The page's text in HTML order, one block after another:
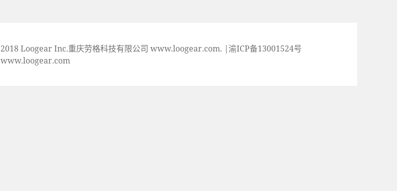
2018 Loogear Inc.重庆劳格科技有限公司 www.loogear.com. |渝ICP备13001524号
www.loogear.com